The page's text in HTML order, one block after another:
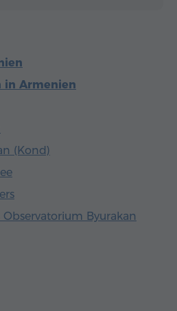
in Armenien
(Kond)
Byurakan